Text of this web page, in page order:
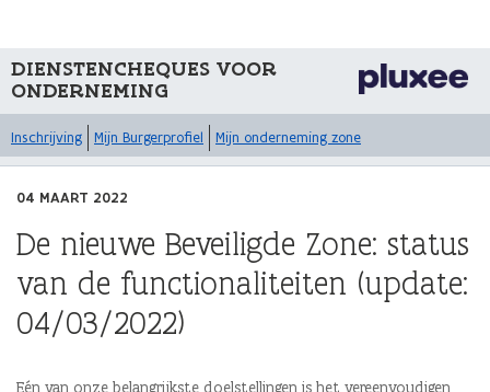
DIENSTENCHEQUES VOOR
ONDERNEMING
Inschrijving Mijn Burgerprofiel Mijn onderneming zone
04 MAART 2022
De nieuwe Beveiligde Zone: status
van de functionaliteiten (update:
04/03/2022)
Eén van onze belangrijkste doelstellingen is het vereenvoudigen